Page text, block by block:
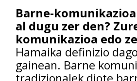
Barne-
al dugu zer den?
komunikazioa edo
Hamaika definizio
gainean. Barne